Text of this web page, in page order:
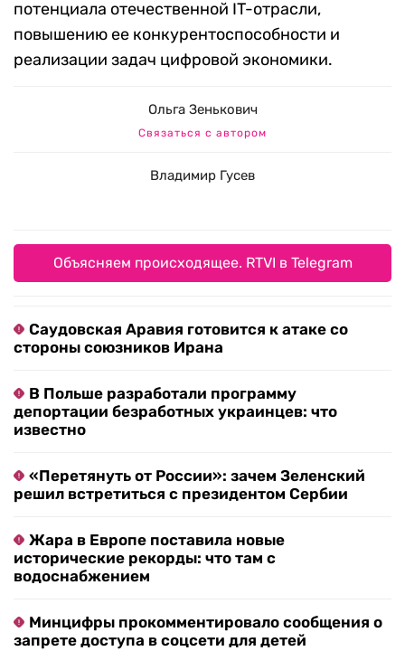
потенциала отечественной IT-отрасли,
повышению ее конкурентоспособности и
реализации задач цифровой экономики.
Ольга Зенькович
Связаться с автором
Владимир Гусев
Объясняем происходящее. RTVI в Telegram
Саудовская Аравия готовится к атаке со
стороны союзников Ирана
В Польше разработали программу
депортации безработных украинцев: что
известно
«Перетянуть от России»: зачем Зеленский
решил встретиться с президентом Сербии
Жара в Европе поставила новые
исторические рекорды: что там с
водоснабжением
Минцифры прокомментировало сообщения о
запрете доступа в соцсети для детей